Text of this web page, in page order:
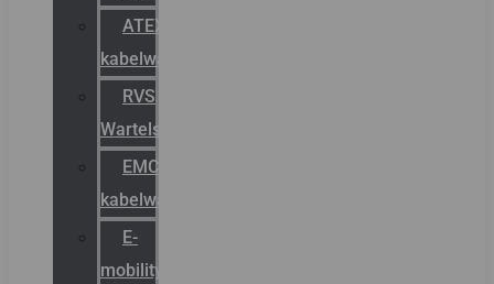
ATEX
kabelwartels
RVS
Wartels
EMC
kabelwartels
E-
mobility